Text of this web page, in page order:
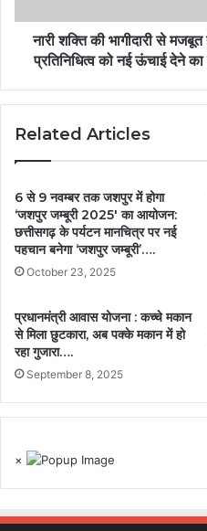
नारी शक्ति की भागीदारी से
प्रतिनिधित्व को नई ऊंचाई देने
Related Articles
6 से 9 नवम्बर तक जशपुर में होगा
‘जशपुर जम्बूरी 2025′ का आयोजन:
छत्तीसगढ़ के पर्यटन मानचित्र पर नई
पहचान बनेगा ‘जशपुर जम्बूरी’….
October 23, 2025
प्रधानमंत्री आवास योजना : कच्चे मकान
से मिला छुटकारा, अब पक्के मकान में हो
रहा गुजारा….
September 8, 2025
×